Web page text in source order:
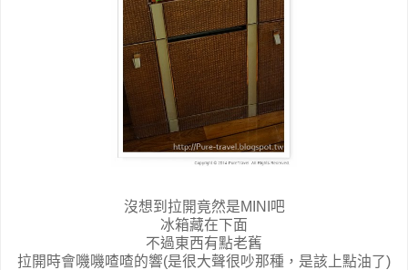
沒想到拉開竟然是MINI吧
冰箱藏在下面
不過東西有點老舊
拉開時會嘰嘰喳喳的響(是很大聲很吵那種，是該上點油了)